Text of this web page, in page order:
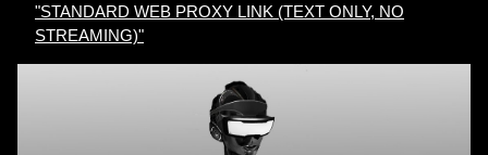
"STANDARD WEB PROXY LINK (TEXT ONLY, NO
STREAMING)"